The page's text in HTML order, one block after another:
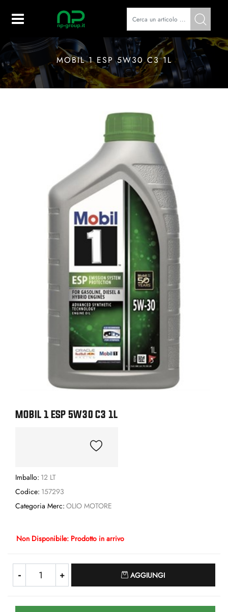
MOBIL 1 ESP 5W30 C3 1L
MOBIL 1 ESP 5W30 C3 1L
Imballo: 12 LT
Codice: 157293
Categoria Merc: OLIO MOTORE
Non Disponibile: Prodotto in arrivo
AGGIUNGI